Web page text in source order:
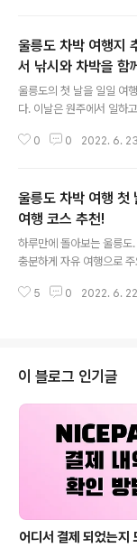
그날 찍은 사진들을 공유
거리 남산에 가면 남산 타
타워 전망대에 올라가지
근처에서 서울 전경을 볼
워 전망대에 올라가지 않
쪽 방향으로 볼 수 있는 종
울릉도 차박 여행지
서 낚시와 차박을 함
울릉도의 첫 날을 일일 여
다. 이날은 원주에서 일하
3시가 좀 안돼서 저동항에
제 내가 돌던 코스를 돌면
돌았을 때쯤 다시 마주한
식사를 했다. 첫날 일일 여
그를 참고하면 된다.
여행 첫날, 울릉도 한 바퀴
랑 둘 다 따개비 칼국수를
0 0 2022. 6.
울릉도 차박 여행 첫
여행 코스 추천!
하루만에 돌아보는 울릉
충분하게 자유 여행으로
유롭게 아침부터 저녁까지
이나, 섬 자체는 조금 구름
하기로 결정하면서 가장
에 대한 고민이었는데, 용
다. 이유는 있다가 작성하
단히 세안과 이만 닦고 자
목욕탕을 가는 것으로..
5 0 2022. 6.
이 블로그 인기글
어디서 결제 되었는지